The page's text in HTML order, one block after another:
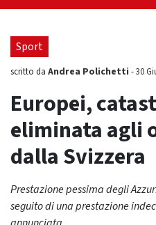
Sport
scritto da Andrea Polichetti -30
Europei,
eliminata agli
dalla Svizzera
Prestazione pessima degli
seguito di una prestazione